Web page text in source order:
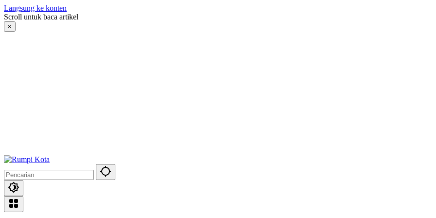
Langsung ke konten
Scroll untuk baca artikel
×